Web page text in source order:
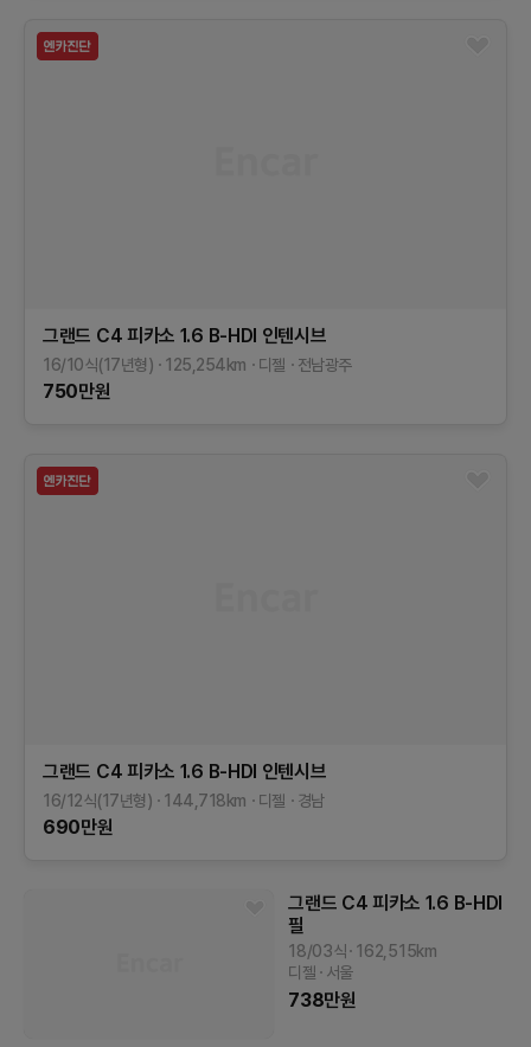
그랜드 C4 피카소 1.6 B-HDI 인텐시브
16/10식(17년형) 125,254km 디젤 전남광주
750만원
그랜드 C4 피카소 1.6 B-HDI 인텐시브
16/12식(17년형) 144,718km 디젤 경남
690만원
그랜드 C4 피카소 1.6 B-HDI
필
18/03식 162,515km
디젤
서울
738만원